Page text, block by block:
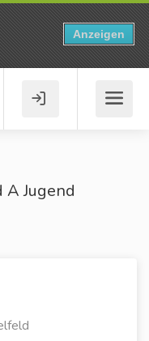
A Jugend
Anzeigen